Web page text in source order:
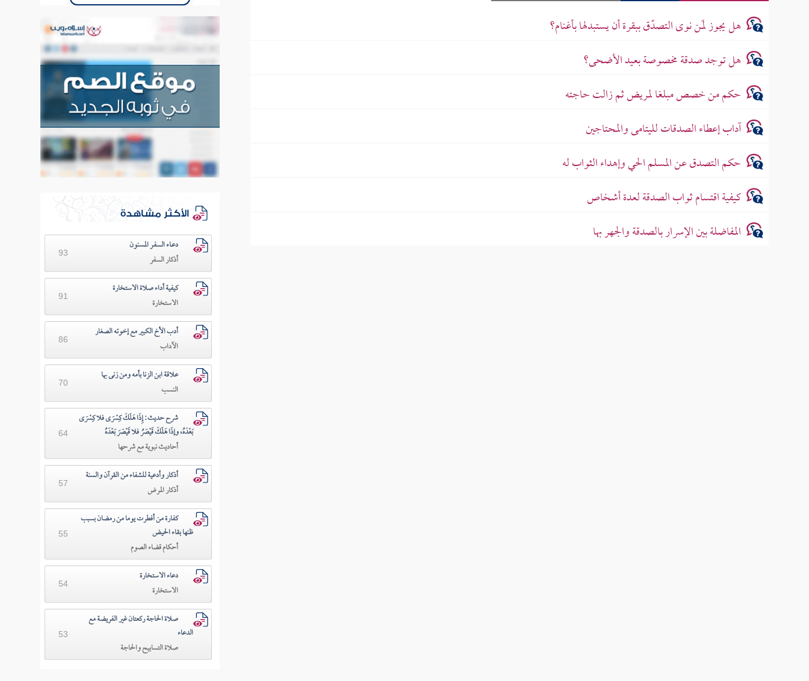
هل يجوز لمَن نوى التصدّق ببقرة أن يستبدلها بأغنام؟
هل توجد صدقة مخصوصة بعيد الأضحى؟
حكم من خصص مبلغا لمريض ثم زالت حاجته
آداب إعطاء الصدقات لليتامى والمحتاجين
حكم التصدق عن المسلم الحي وإهداء الثواب له
كيفية اقتسام ثواب الصدقة لعدة أشخاص
المفاضلة بين الإسرار بالصدقة والجهر بها
الأكثر مشاهدة
دعـاء السفـر المسنون
أذكار السفر
93
كيفية أداء صلاة الاستخارة
الاستخارة
91
أدب الأخ الكبير مع إخوته الصغار
الآداب
86
علاقة ابن الزنا بأمه ومن زنى بها
النسب
70
شرح حديث: إِذَا هَلَكَ كِسْرَى فلا كِسْرَى
بَعْدَهُ، وإذَا هَلَكَ قَيْصَرُ فلا قَيْصَرَ بَعْدَهُ
أحاديث نبوية مع شرحها
64
أذكار وأدعية للشفاء من القرآن والسنة
أذكار المرض
57
كفارة من أفطرت يوما من رمضان بسبب
ظنها بقاء الحيض
أحكام قضاء الصوم
55
دعاء الاستخارة
الاستخارة
54
صلاة الحاجة ركعتان غير الفريضة مع
الدعاء
صلاة التسابيح والحاجة
53